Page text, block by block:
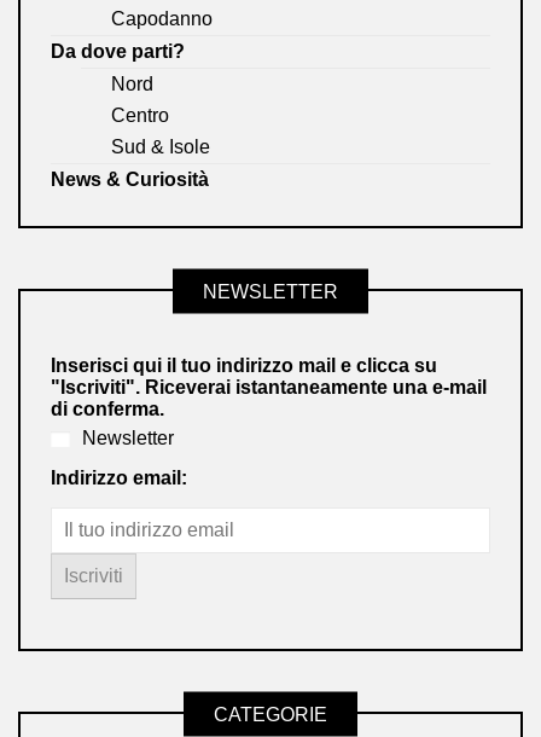
Capodanno
Da dove parti?
Nord
Centro
Sud & Isole
News & Curiosità
NEWSLETTER
Inserisci qui il tuo indirizzo mail e clicca su
"Iscriviti". Riceverai istantaneamente una e-mail
di conferma.
Newsletter
Indirizzo email:
CATEGORIE